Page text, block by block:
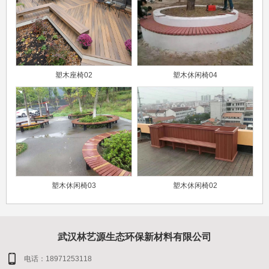
塑木座椅02 塑木休闲椅04
塑木休闲椅03 塑木休闲椅02
武汉林艺源生态环保新材料有限公司
电话：18971253118